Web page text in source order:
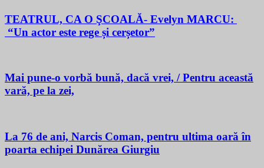
TEATRUL, CA O ŞCOALĂ- Evelyn MARCU:
“Un actor este rege și cerșetor”
Mai pune-o vorbă bună, dacă vrei, / Pentru această
vară, pe la zei,
La 76 de ani, Narcis Coman, pentru ultima oară în
poarta echipei Dunărea Giurgiu